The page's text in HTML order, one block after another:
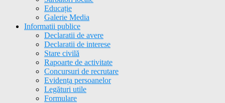
Educație
Galerie Media
Informatii publice
Declaratii de avere
Declaratii de interese
Stare civilă
Rapoarte de activitate
Concursuri de recrutare
Evidența persoanelor
Legături utile
Formulare